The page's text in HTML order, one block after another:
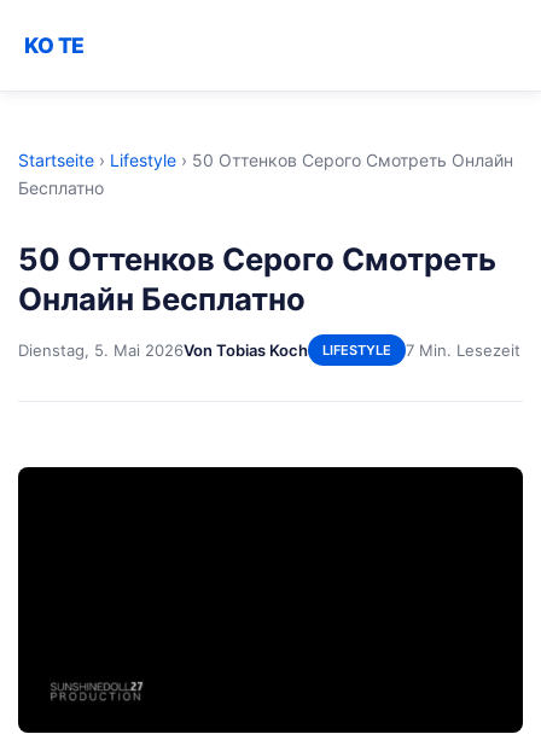
KO TE
Startseite › Lifestyle › 50 Оттенков Серого Смотреть Онлайн
Бесплатно
50 Оттенков Серого Смотреть
Онлайн Бесплатно
Dienstag, 5. Mai 2026Von Tobias Koch LIFESTYLE 7 Min. Lesezeit